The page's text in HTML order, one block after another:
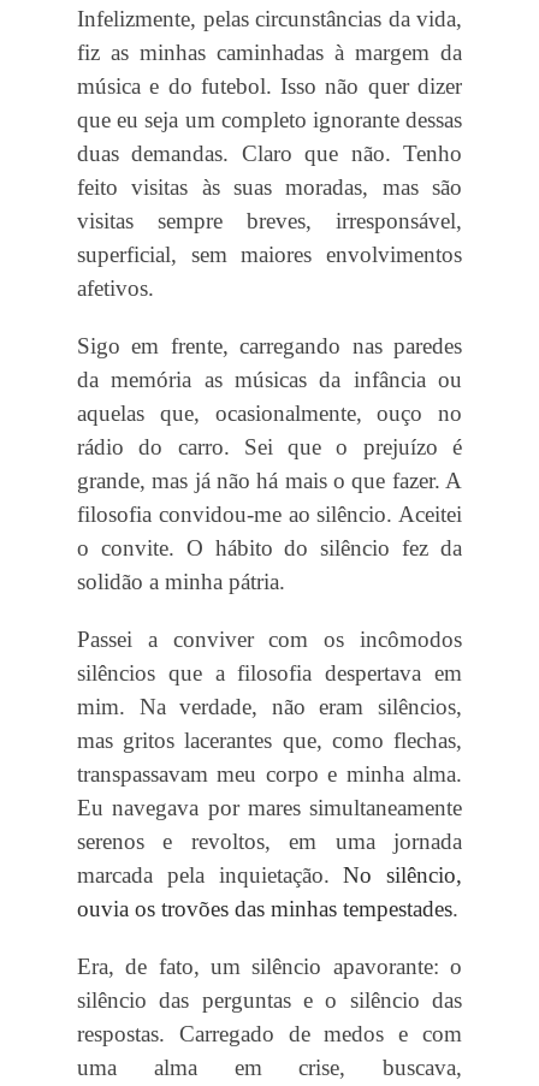
Infelizmente, pelas circunstâncias da vida,
fiz as minhas caminhadas à margem da
música e do futebol. Isso não quer dizer
que eu seja um completo ignorante dessas
duas demandas. Claro que não. Tenho
feito visitas às suas moradas, mas são
visitas sempre breves, irresponsável,
superficial, sem maiores envolvimentos
afetivos.
Sigo em frente, carregando nas paredes
da memória as músicas da infância ou
aquelas que, ocasionalmente, ouço no
rádio do carro. Sei que o prejuízo é
grande, mas já não há mais o que fazer. A
filosofia convidou-me ao silêncio. Aceitei
o convite. O hábito do silêncio fez da
solidão a minha pátria.
Passei a conviver com os incômodos
silêncios que a filosofia despertava em
mim. Na verdade, não eram silêncios,
mas gritos lacerantes que, como flechas,
transpassavam meu corpo e minha alma.
Eu navegava por mares simultaneamente
serenos e revoltos, em uma jornada
marcada pela inquietação.No silêncio,
ouvia os trovões das minhas tempestades.
Era, de fato, um silêncio apavorante: o
silêncio das perguntas e o silêncio das
respostas. Carregado de medos e com
uma alma em crise, buscava,